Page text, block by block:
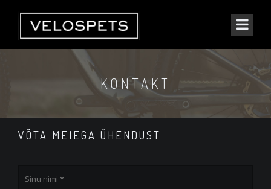
KONTAKT
VÕTA MEIEGA ÜHENDUST